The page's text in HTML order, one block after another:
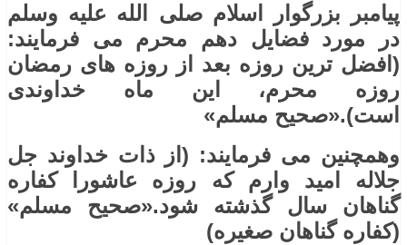
پیامبر بزرگوار اسلام صلی ‌الله ‌عليه ‌وسلم
در مورد فضایل دهم محرم می فرمایند:
(افضل ترین روزه بعد از روزه های رمضان
روزه محرم، این ماه خداوندی
است).«صحیح مسلم»
وهمچنین می فرمایند: (از ذات خداوند جل
‌جلاله امید وارم که روزه عاشورا کفاره
گناهان سال گذشته شود.«صحیح مسلم»
(کفاره گناهان صغیره)